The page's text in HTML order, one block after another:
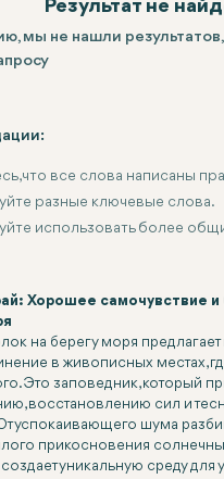
Результат не
мы не нашли
что все слова написаны
разные ключевые слова.
использовать более
Хорошее самочувствие и
на берегу моря
в живописных местах,
Это заповедник, который
восстановлению сил и
успокаивающего шума
прикосновения
уникальную среду для